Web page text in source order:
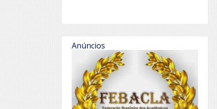
Anúncios